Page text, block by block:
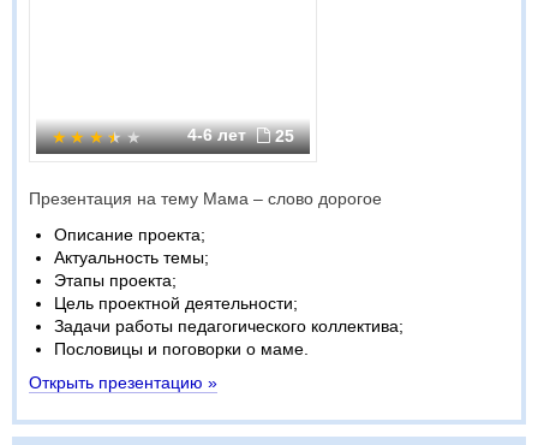
4-6 лет 25
Презентация на тему Мама – слово дорогое
Описание проекта;
Актуальность темы;
Этапы проекта;
Цель проектной деятельности;
Задачи работы педагогического коллектива;
Пословицы и поговорки о маме.
Открыть презентацию »